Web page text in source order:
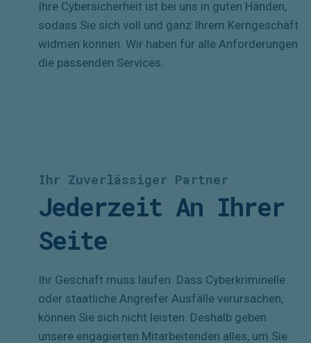
Ihre Cybersicherheit ist bei uns in guten Händen,
sodass Sie sich voll und ganz Ihrem Kerngeschäft
widmen können. Wir haben für alle Anforderungen
die passenden Services.
Ihr Zuverlässiger Partner
Jederzeit An Ihrer
Seite
Ihr Geschäft muss laufen. Dass Cyberkriminelle
oder staatliche Angreifer Ausfälle verursachen,
können Sie sich nicht leisten. Deshalb geben
unsere engagierten Mitarbeitenden alles, um Sie